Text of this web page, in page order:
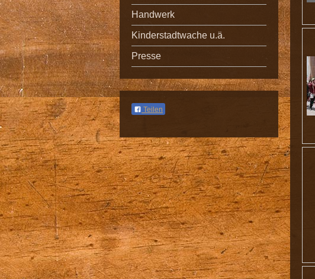
Handwerk
Kinderstadtwache u.ä.
Presse
Teilen